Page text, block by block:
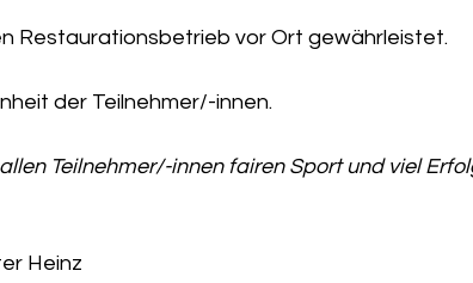
Restaurationsbetrieb vor Ort gewährleistet.
der Teilnehmer/-innen.
Teilnehmer/-innen fairen Sport und viel
Heinz